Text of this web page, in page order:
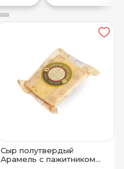
Сыр полутвердый
Арамель с пажитником